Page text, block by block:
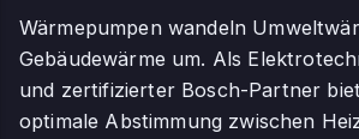
Wärmepumpen wandeln
Gebäudewärme um. Als
und zertifizierter Bosch-Partner
optimale Abstimmung zwischen